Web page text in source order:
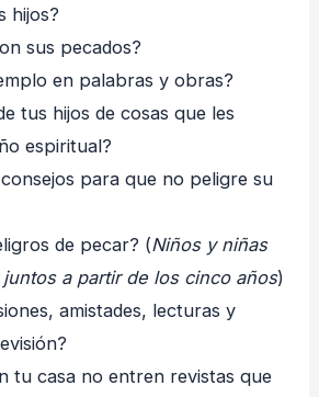
hijos?
sus pecados?
en palabras y obras?
tus hijos de cosas que les
espiritual?
para que no peligre su
de pecar? (Niños y niñas
a partir de los cinco años)
amistades, lecturas y
tu casa no entren revistas que